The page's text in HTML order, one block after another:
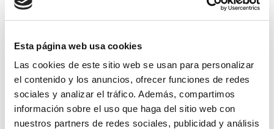
Esta página web usa cookies
Las cookies de este sitio web se usan para personalizar
el contenido y los anuncios, ofrecer funciones de redes
sociales y analizar el tráfico. Además, compartimos
información sobre el uso que haga del sitio web con
nuestros partners de redes sociales, publicidad y análisis
ver